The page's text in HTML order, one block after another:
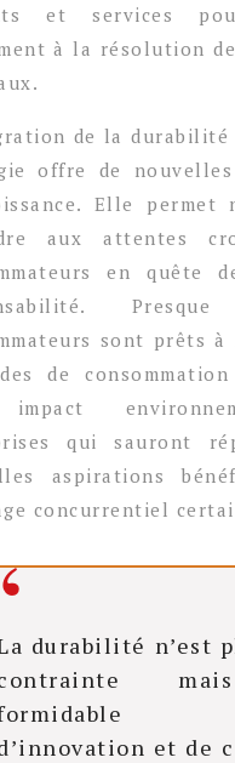
et services
à la résolution
de la
offre de
Elle permet
aux attentes
en quête
sont prêts
de
qui sauront
aspirations
concurrentiel
durabilité n’est
et de